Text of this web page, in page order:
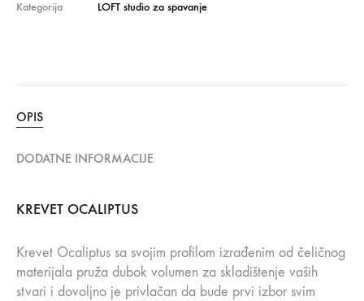
Kategorija
LOFT studio za spavanje
OPIS
DODATNE INFORMACIJE
KREVET OCALIPTUS
Krevet Ocaliptus sa svojim profilom izrađenim od čeličnog
materijala pruža dubok volumen za skladištenje vaših
stvari i dovoljno je privlačan da bude prvi izbor svim